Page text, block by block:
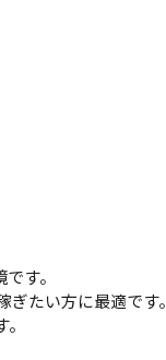
す。
たい方に最適です。